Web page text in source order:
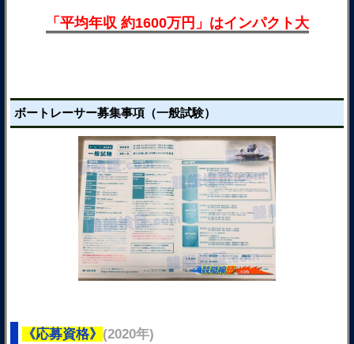
「平均年収 約1600万円」はインパクト大
ボートレーサー募集事項（一般試験）
《応募資格》 (2020年)